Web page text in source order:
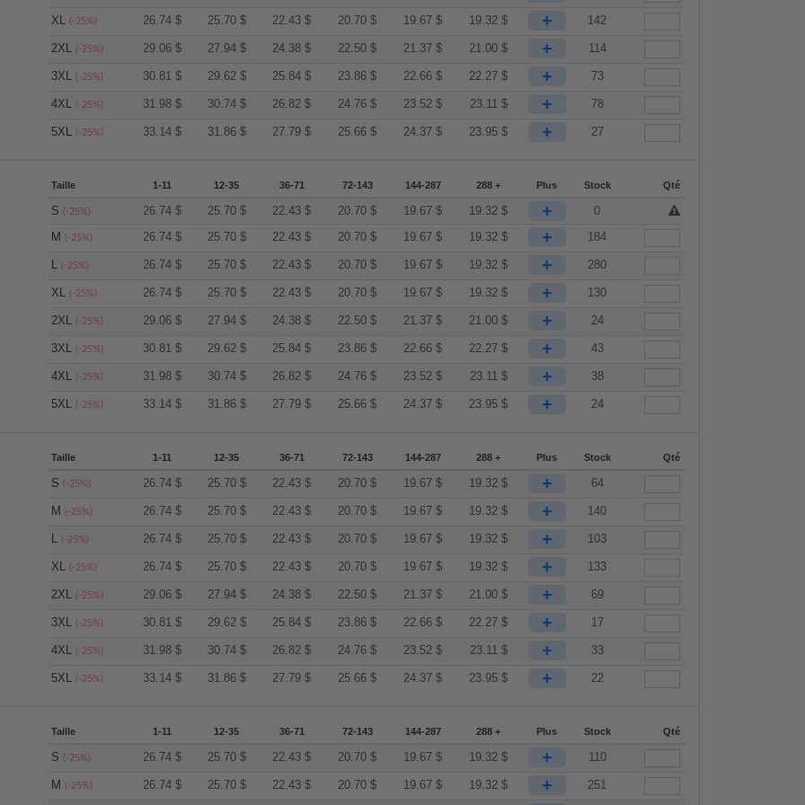
XL(-25%) 26.74 $ 25.70 $ 22.43$ 20.70$ 19.67$ 19.32$ + 142
2XL(-25%) 29.06 $ 27.94 $ 24.38$ 22.50$ 21.37$ 21.00$ + 114
3XL(-25%) 30.81 $ 29.62 $ 25.84$ 23.86$ 22.66$ 22.27$ + 73
4XL(-25%) 31.98 $ 30.74 $ 26.82$ 24.76$ 23.52$ 23.11 $ + 78
5XL(-25%) 33.14 $ 31.86 $ 27.79$ 25.66$ 24.37$ 23.95$ + 27
Taille 1-11 12-35 36-71 72-143 144-287 288 + Plus Stock Qté
S(-25%) 26.74 $ 25.70 $ 22.43$ 20.70$ 19.67$ 19.32$ +
0
M(-25%) 26.74 $ 25.70 $ 22.43$ 20.70$ 19.67$ 19.32$ + 184
L(-25%) 26.74 $ 25.70 $ 22.43$ 20.70$ 19.67$ 19.32$ + 280
XL(-25%) 26.74 $ 25.70 $ 22.43$ 20.70$ 19.67$ 19.32$ + 130
2XL(-25%) 29.06 $ 27.94 $ 24.38$ 22.50$ 21.37$ 21.00$ + 24
3XL(-25%) 30.81 $ 29.62 $ 25.84$ 23.86$ 22.66$ 22.27$ + 43
4XL(-25%) 31.98 $ 30.74 $ 26.82$ 24.76$ 23.52$ 23.11 $ + 38
5XL(-25%) 33.14 $ 31.86 $ 27.79$ 25.66$ 24.37$ 23.95$ + 24
Taille 1-11 12-35 36-71 72-143 144-287 288 + Plus Stock Qté
S(-25%) 26.74 $ 25.70 $ 22.43$ 20.70$ 19.67$ 19.32$ + 64
M(-25%) 26.74 $ 25.70 $ 22.43$ 20.70$ 19.67$ 19.32$ + 140
L(-25%) 26.74 $ 25.70 $ 22.43$ 20.70$ 19.67$ 19.32$ + 103
XL(-25%) 26.74 $ 25.70 $ 22.43$ 20.70$ 19.67$ 19.32$ + 133
2XL(-25%) 29.06 $ 27.94 $ 24.38$ 22.50$ 21.37$ 21.00$ + 69
3XL(-25%) 30.81 $ 29.62 $ 25.84$ 23.86$ 22.66$ 22.27$ + 17
4XL(-25%) 31.98 $ 30.74 $ 26.82$ 24.76$ 23.52$ 23.11 $ + 33
5XL(-25%) 33.14 $ 31.86 $ 27.79$ 25.66$ 24.37$ 23.95$ + 22
Taille 1-11 12-35 36-71 72-143 144-287 288 + Plus Stock Qté
S(-25%) 26.74 $ 25.70 $ 22.43$ 20.70$ 19.67$ 19.32$ + 110
M(-25%) 26.74 $ 25.70 $ 22.43$ 20.70$ 19.67$ 19.32$ + 251